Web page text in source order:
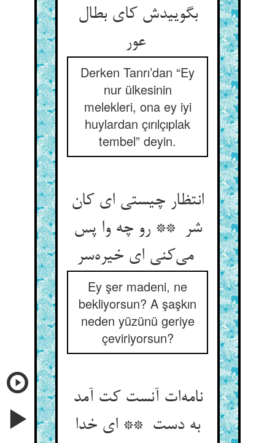
بگوییدش کای بطال
عور
Derken Tanrı’dan “Ey
nur ülkesinin
melekleri, ona ey iyi
huylardan çırılçıplak
tembel” deyin.
انتظار چیستی ای کان
شر ** رو چه وا پس
می‌کنی ای خیره‌سر
Ey şer madeni, ne
bekliyorsun? A şaşkın
neden yüzünü geriye
çeviriyorsun?
نامه‌ات آنست کت آمد
به دست ** ای خدا